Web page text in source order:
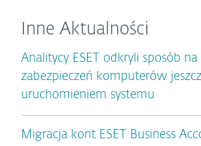
Inne Aktualności
Analitycy ESET odkryli sposób
zabezpieczeń komputerów
uruchomieniem systemu
Migracja kont ESET Business